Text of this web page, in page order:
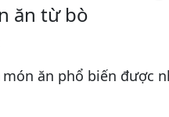
ăn từ bò
ăn phổ biến được